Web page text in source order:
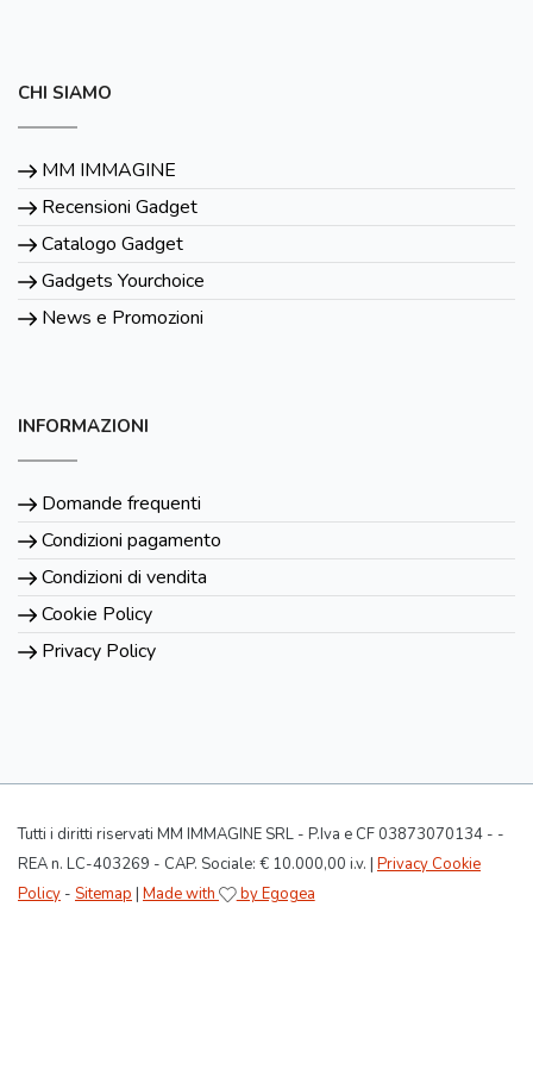
CHI SIAMO
MM IMMAGINE
Recensioni Gadget
Catalogo Gadget
Gadgets Yourchoice
News e Promozioni
INFORMAZIONI
Domande frequenti
Condizioni pagamento
Condizioni di vendita
Cookie Policy
Privacy Policy
Tutti i diritti riservati MM IMMAGINE SRL - P.Iva e CF 03873070134 - -
REA n. LC-403269 - CAP. Sociale: € 10.000,00 i.v. | Privacy Cookie
Policy - Sitemap | Made with by Egogea